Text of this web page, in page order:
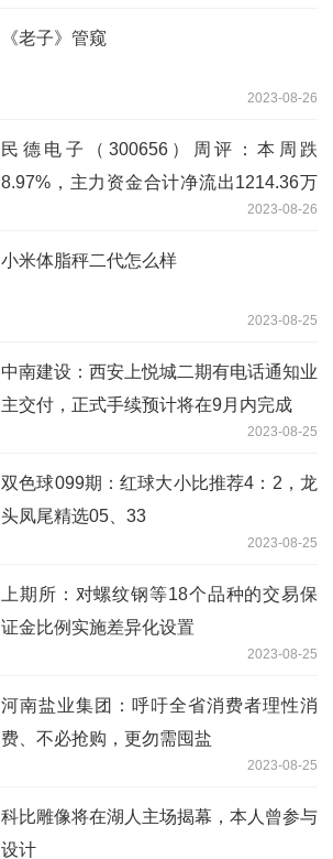
《老子》管窥
2023-08-26
民德电子（300656）周评：本周跌
8.97%，主力资金合计净流出1214.36万
2023-08-26
小米体脂秤二代怎么样
2023-08-25
中南建设：西安上悦城二期有电话通知业
主交付，正式手续预计将在9月内完成
2023-08-25
双色球099期：红球大小比推荐4：2，龙
头凤尾精选05、33
2023-08-25
上期所：对螺纹钢等18个品种的交易保
证金比例实施差异化设置
2023-08-25
河南盐业集团：呼吁全省消费者理性消
费、不必抢购，更勿需囤盐
2023-08-25
科比雕像将在湖人主场揭幕，本人曾参与
设计